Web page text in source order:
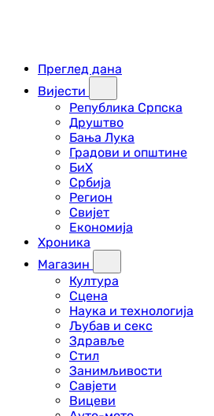
Преглед дана
Вијести
Република Српска
Друштво
Бања Лука
Градови и општине
БиХ
Србија
Регион
Свијет
Економија
Хроника
Магазин
Култура
Сцена
Наука и технологија
Љубав и секс
Здравље
Стил
Занимљивости
Савјети
Вицеви